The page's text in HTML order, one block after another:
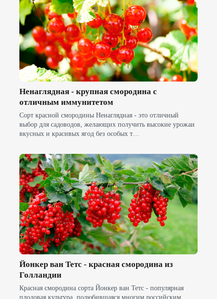
Ненаглядная - крупная смородина с
отличным иммунитетом
Сорт красной смородины Ненаглядная - это отличный
выбор для садоводов, желающих получить высокие урожаи
вкусных и красивых ягод без особых т…
Йонкер ван Тетс - красная смородина из
Голландии
Красная смородина сорта Йонкер ван Тетс - популярная
плодовая культура, полюбившаяся многим российским